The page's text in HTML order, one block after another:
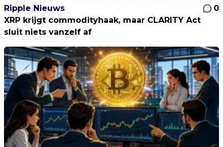
Ripple Nieuws
0
XRP krijgt commodityhaak, maar CLARITY Act
sluit niets vanzelf af